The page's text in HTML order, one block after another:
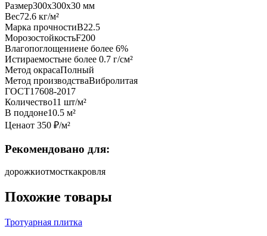
Размер300х300х30 мм
Вес72.6 кг/м²
Марка прочностиB22.5
МорозостойкостьF200
Влагопоглощениене более 6%
Истираемостьне более 0.7 г/см²
Метод окрасаПолный
Метод производстваВибролитая
ГОСТ17608-2017
Количество11 шт/м²
В поддоне10.5 м²
Ценаот 350 ₽/м²
Рекомендовано для:
дорожкиотмосткакровля
Похожие товары
Тротуарная плитка